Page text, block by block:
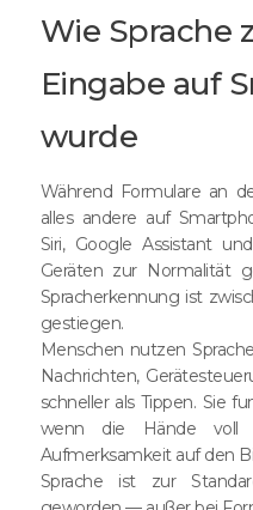
Wie Sprache
Eingabe auf
wurde
Während Formulare an
alles andere auf
Siri, Google Assistant
Geräten zur Normalität
Spracherkennung ist
gestiegen.
Menschen nutzen
Nachrichten,
schneller als Tippen. Sie
wenn die Hände voll
Aufmerksamkeit auf den
Sprache ist zur